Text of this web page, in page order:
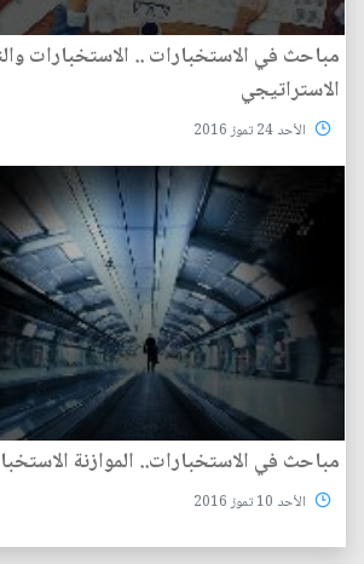
مباحث في الاستخبارات .. الاستخبارات
الاستراتيجي
الأحد 24 تموز 2016
مباحث في الاستخبارات.. الموازنة
الأحد 10 تموز 2016